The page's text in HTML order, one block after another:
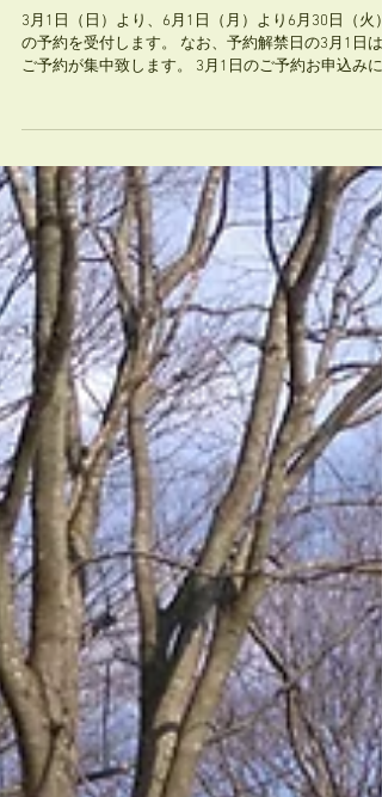
2020年2月29日
読了時間: 1分
3月1日より6月のご予約を受付します
望の方は、3月1日0時から24時の間に予約フォームよ
りお申込みくだ...